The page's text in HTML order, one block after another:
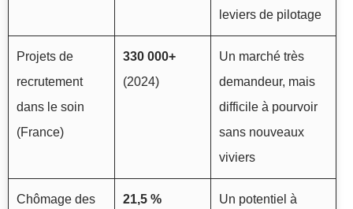
leviers de pilotage
Projets de
recrutement
dans le soin
(France)
330 000+
(2024)
Un marché très
demandeur, mais
difficile à pourvoir
sans nouveaux
viviers
Chômage des
21,5 %
Un potentiel à